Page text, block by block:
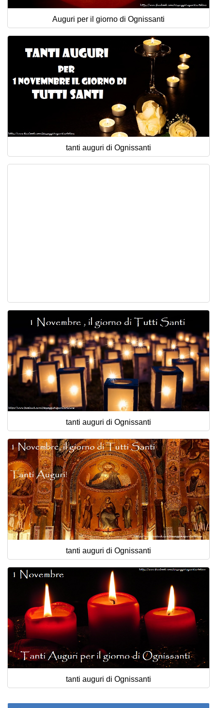
Auguri per il giorno di Ognissanti
tanti auguri di Ognissanti
tanti auguri di Ognissanti
tanti auguri di Ognissanti
tanti auguri di Ognissanti